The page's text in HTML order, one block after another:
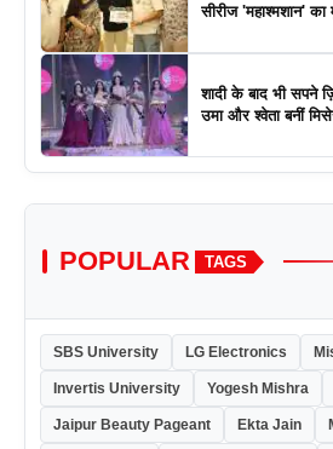
सीरीज 'महाश्मशान' का
शादी के बाद भी सपने
उमा और श्वेता बनीं
POPULAR TAGS
SBS University LG Electronics
Invertis University Yogesh Mishra
Jaipur Beauty Pageant Ekta Jain